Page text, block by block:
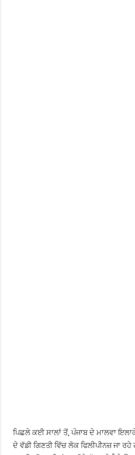
ਪਿਛਲੇ ਕਈ ਸਾਲਾਂ ਤੋਂ, ਪੰਜਾਬ ਦੇ ਮਾਲਵਾ
ਦੇ ਵੱਡੀ ਗਿਣਤੀ ਵਿੱਚ ਲੋਕ ਫਿਲੀਪੀਨਜ਼ ਜਾ